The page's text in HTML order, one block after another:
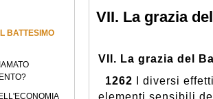
BATTESIMO
VII. La grazia
VII. La grazia del
1262 I diversi
elementi sensibili